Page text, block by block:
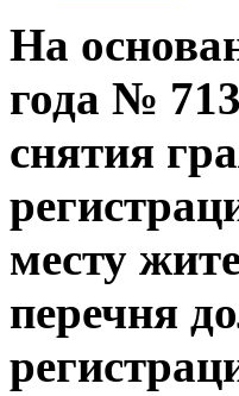
На
года №
снятия
месту
перечня